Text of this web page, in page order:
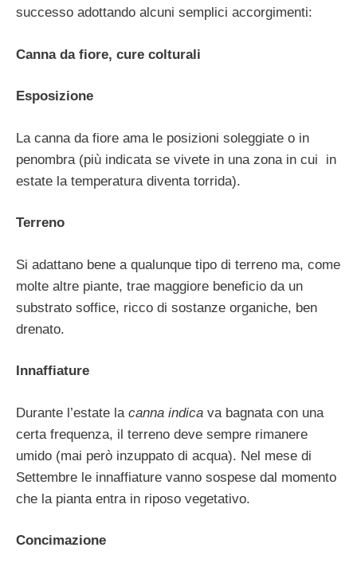
successo adottando alcuni semplici accorgimenti:
Canna da fiore, cure colturali
Esposizione
La canna da fiore ama le posizioni soleggiate o in
penombra (più indicata se vivete in una zona in cui in
estate la temperatura diventa torrida).
Terreno
Si adattano bene a qualunque tipo di terreno ma, come
molte altre piante, trae maggiore beneficio da un
substrato soffice, ricco di sostanze organiche, ben
drenato.
Innaffiature
Durante l’estate la canna indica va bagnata con una
certa frequenza, il terreno deve sempre rimanere
umido (mai però inzuppato di acqua). Nel mese di
Settembre le innaffiature vanno sospese dal momento
che la pianta entra in riposo vegetativo.
Concimazione